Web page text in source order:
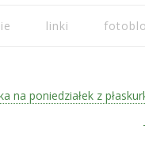
linki
na poniedziałek z